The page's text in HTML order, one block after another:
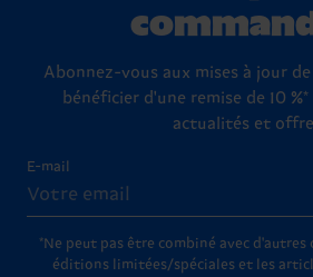
Abonnez-vous aux mises à jour
bénéficier d'une remise de 10
actualités et
E-mail
*Ne peut pas être combiné avec
éditions limitées/spéciales et les